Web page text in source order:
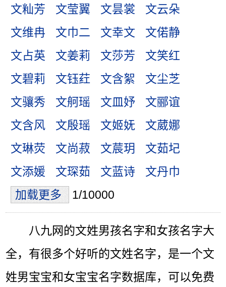
文籼芳
文莹翼 文昙裳
文云朵
文维冉
文巾二 文幸文
文偌静
文占英
文姜莉 文莎芳
文笑红
文碧莉
文钰荭 文含絮
文尘芝
文骧秀
文舸瑶 文皿妤
文郦谊
文含风
文殷瑶 文姬妩
文葳娜
文琳荧
文尚菽 文莀玥
文茹圮
文添媛
文琛茹 文蓝诗
文丹巾
加载更多
1/10000
八九网的文姓男孩名字和女孩名字大
全，有很多个好听的文姓名字，是一个文
姓男宝宝和女宝宝名字数据库，可以免费